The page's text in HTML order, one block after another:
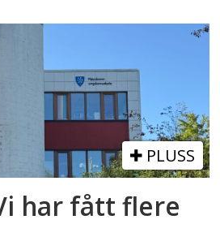
PLUSS
har fått flere